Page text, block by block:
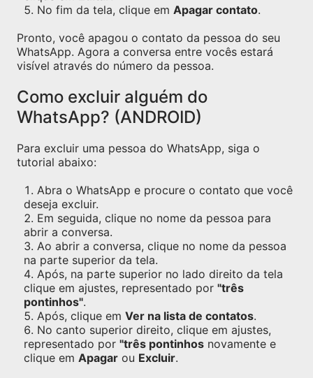
No fim da tela, clique em Apagar contato.
Pronto, você apagou o contato da pessoa do seu
WhatsApp. Agora a conversa entre vocês estará
visível através do número da pessoa.
Como excluir alguém do
WhatsApp? (ANDROID)
Para excluir uma pessoa do WhatsApp, siga o
tutorial abaixo:
Abra o WhatsApp e procure o contato que você
deseja excluir.
Em seguida, clique no nome da pessoa para
abrir a conversa.
Ao abrir a conversa, clique no nome da pessoa
na parte superior da tela.
Após, na parte superior no lado direito da tela
clique em ajustes, representado por "três
pontinhos".
Após, clique em Ver na lista de contatos.
No canto superior direito, clique em ajustes,
representado por "três pontinhos novamente e
clique em Apagar ou Excluir.